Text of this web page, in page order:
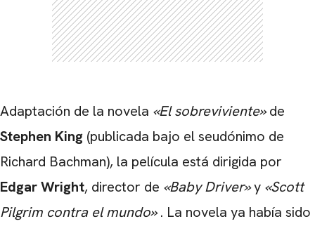
Adaptación de la novela «El sobreviviente»de
Stephen King (publicada bajo el seudónimo de
Richard Bachman), la película está dirigida por
Edgar Wright, director de «Baby Driver»y «Scott
Pilgrim contra el mundo». La novela ya había sido